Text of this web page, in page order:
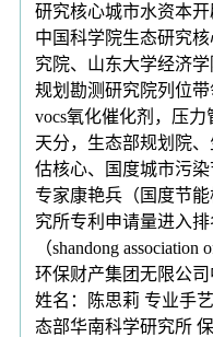
研究核心城市水资本
中国科学院生态研究
究院、山东大学经济
规划勘测研究院列位
vocs氧化催化剂，压
天分，生态部规划院
估核心、国度城市污染
专家康艳兵（国度节
究所专利申请量进入
（shandong
环保财产集团无限公
姓名：陈思莉 专业手
态部华南科学研究所